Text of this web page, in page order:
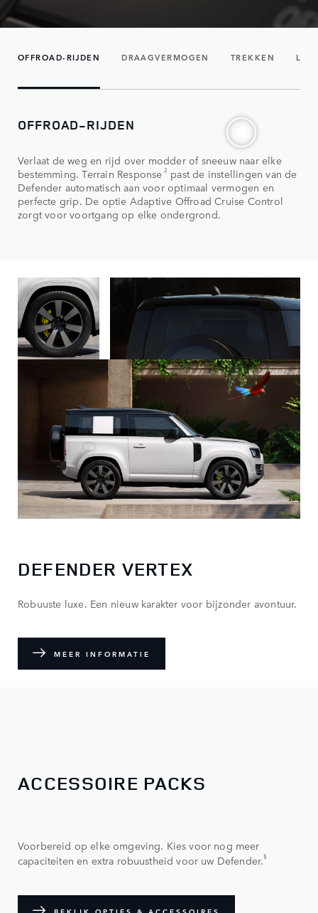
OFFROAD-RIJDEN DRAAGVERMOGEN TREKKEN
OFFROAD-RIJDEN
Verlaat de weg en rijd over modder of sneeuw naar elke
bestemming. Terrain Response 2 past de instellingen van de
Defender automatisch aan voor optimaal vermogen en
perfecte grip. De optie Adaptive Offroad Cruise Control
zorgt voor voortgang op elke ondergrond.
DEFENDER VERTEX
Robuuste luxe. Een nieuw karakter voor bijzonder avontuur.
MEER INFORMATIE
Kies een Defender. En pas daarna de auto aan uw wensen
ACCESSOIRE PACKS
Voorbereid op elke omgeving. Kies voor nog meer
capaciteiten en extra robuustheid voor uw Defender.§